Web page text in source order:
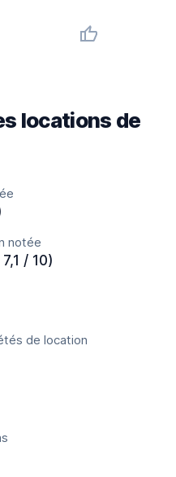
locations de
notée
/ 10)
de location